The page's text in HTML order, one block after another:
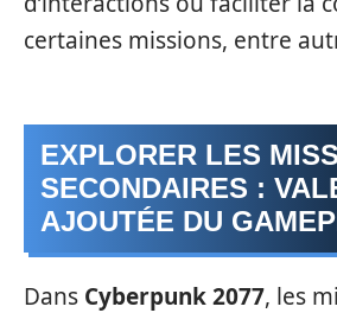
certaines missions, entre
EXPLORER LES
SECONDAIRES :
AJOUTÉE DU
Dans Cyberpunk 2077, les